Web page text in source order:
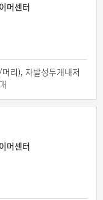
머센터
리), 자발성두개내저
머센터